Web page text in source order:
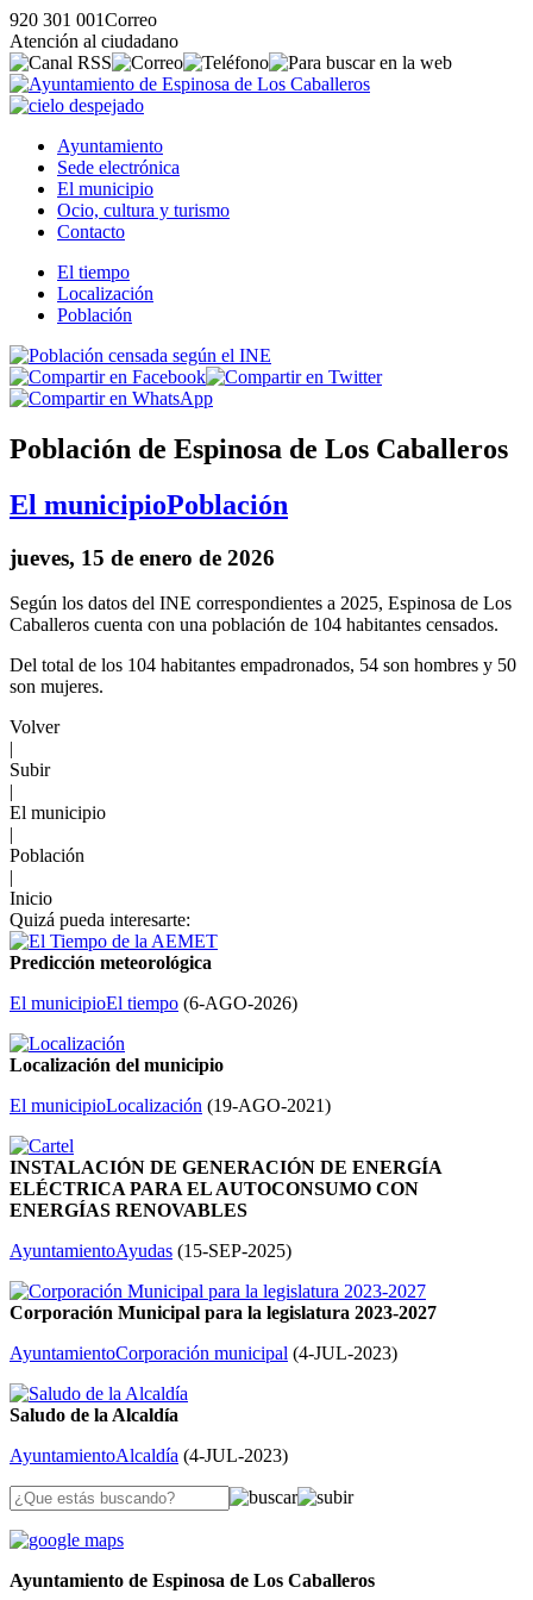
920 301 001Correo
Atención al ciudadano
Ayuntamiento
Sede electrónica
El municipio
Ocio, cultura y turismo
Contacto
El tiempo
Localización
Población
Población de Espinosa de Los Caballeros
El municipioPoblación
jueves, 15 de enero de 2026
Según los datos del INE correspondientes a 2025, Espinosa de Los
Caballeros cuenta con una población de 104 habitantes censados.
Del total de los 104 habitantes empadronados, 54 son hombres y 50
son mujeres.
Volver
|
Subir
|
El municipio
|
Población
|
Inicio
Quizá pueda interesarte:
Predicción meteorológica
El municipioEl tiempo (6-AGO-2026)
Localización del municipio
El municipioLocalización (19-AGO-2021)
INSTALACIÓN DE GENERACIÓN DE ENERGÍA
ELÉCTRICA PARA EL AUTOCONSUMO CON
ENERGÍAS RENOVABLES
AyuntamientoAyudas (15-SEP-2025)
Corporación Municipal para la legislatura 2023-2027
AyuntamientoCorporación municipal (4-JUL-2023)
Saludo de la Alcaldía
AyuntamientoAlcaldía (4-JUL-2023)
Ayuntamiento de Espinosa de Los Caballeros